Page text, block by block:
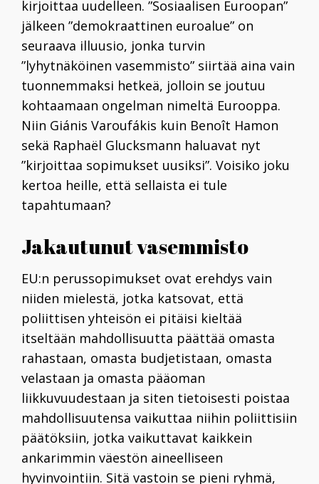
kirjoittaa uudelleen. ”Sosiaalisen Euroopan”
jälkeen ”demokraattinen euroalue” on
seuraava illuusio, jonka turvin
”lyhytnäköinen vasemmisto” siirtää aina vain
tuonnemmaksi hetkeä, jolloin se joutuu
kohtaamaan ongelman nimeltä Eurooppa.
Niin Giánis Varoufákis kuin Benoît Hamon
sekä Raphaël Glucksmann haluavat nyt
”kirjoittaa sopimukset uusiksi”. Voisiko joku
kertoa heille, että sellaista ei tule
tapahtumaan?
Jakautunut vasemmisto
EU:n perussopimukset ovat erehdys vain
niiden mielestä, jotka katsovat, että
poliittisen yhteisön ei pitäisi kieltää
itseltään mahdollisuutta päättää omasta
rahastaan, omasta budjetistaan, omasta
velastaan ja omasta pääoman
liikkuvuudestaan ja siten tietoisesti poistaa
mahdollisuutensa vaikuttaa niihin poliittisiin
päätöksiin, jotka vaikuttavat kaikkein
ankarimmin väes­tön aineelliseen
hyvinvointiin. Sitä vastoin se pieni ryhmä,